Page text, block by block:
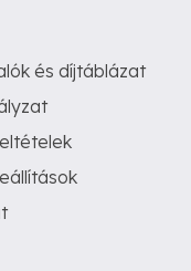
és díjtáblázat